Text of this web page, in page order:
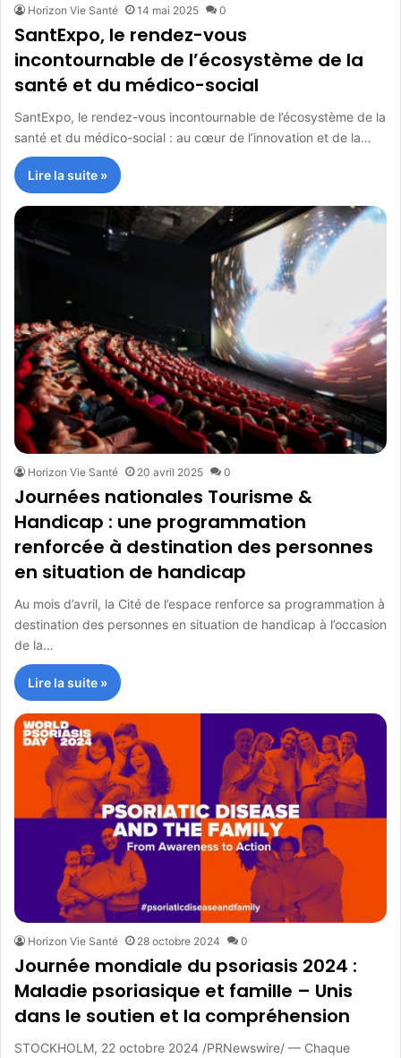
Horizon Vie Santé 14 mai 2025 0
SantExpo, le rendez-vous
incontournable de l’écosystème de la
santé et du médico-social
SantExpo, le rendez-vous incontournable de l’écosystème de la
santé et du médico-social : au cœur de l’innovation et de la…
Lire la suite »
Horizon Vie Santé 20 avril 2025 0
Journées nationales Tourisme &
Handicap : une programmation
renforcée à destination des personnes
en situation de handicap
Au mois d’avril, la Cité de l’espace renforce sa programmation à
destination des personnes en situation de handicap à l’occasion
de la…
Lire la suite »
Horizon Vie Santé 28 octobre 2024 0
Journée mondiale du psoriasis 2024 :
Maladie psoriasique et famille – Unis
dans le soutien et la compréhension
STOCKHOLM, 22 octobre 2024 /PRNewswire/ — Chaque